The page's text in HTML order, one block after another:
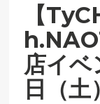
【
店イ
日（土）